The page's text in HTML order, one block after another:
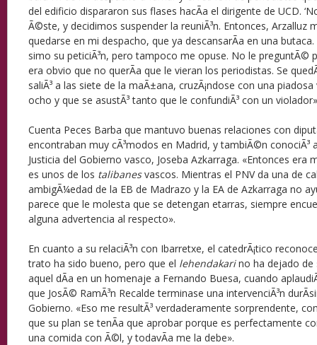
del edificio dispararon sus flases hacÃ­a el dirigente de UCD.
Ã©ste, y decidimos suspender la reuniÃ³n. Entonces, Arzalluz
quedarse en mi despacho, que ya descansarÃ­a en una
simo su peticiÃ³n, pero tampoco me opuse. No le preguntÃ©
era obvio que no querÃ­a que le vieran los periodistas. Se
saliÃ³ a las siete de la maÃ±ana, cruzÃ¡ndose con una
ocho y que se asustÃ³ tanto que le confundiÃ³ con un
Cuenta Peces Barba que mantuvo buenas relaciones con
encontraban muy cÃ³modos en Madrid, y tambiÃ©n conociÃ³
Justicia del Gobierno vasco, Joseba Azkarraga. «Entonces era
es unos de los talibanesvascos. Mientras el PNV da una de
ambigÃ¼edad de la EB de Madrazo y la EA de Azkarraga no
parece que le molesta que se detengan etarras, siempre
alguna advertencia al respecto».
En cuanto a su relaciÃ³n con Ibarretxe, el catedrÃ¡tico
trato ha sido bueno, pero que el lehendakarino ha dejado de
aquel dÃ­a en un homenaje a Fernando Buesa, cuando
que JosÃ© RamÃ³n Recalde terminase una intervenciÃ³n
Gobierno. «Eso me resultÃ³ verdaderamente sorprendente,
que su plan se tenÃ­a que aprobar porque es perfectamente
una comida con Ã©l, y todavÃ­a me la debe».